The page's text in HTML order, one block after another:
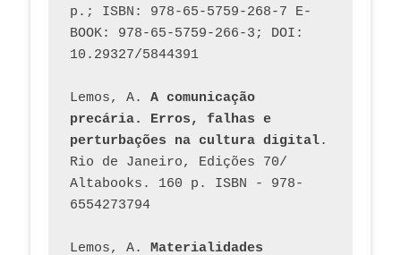
p.; ISBN: 978-65-5759-268-7 E-
BOOK: 978-65-5759-266-3; DOI:
10.29327/5844391
Lemos, A. A comunicação
precária. Erros, falhas e
perturbações na cultura digital.
Rio de Janeiro, Edições 70/
Altabooks. 160 p. ISBN - 978-
6554273794
Lemos, A. Materialidades